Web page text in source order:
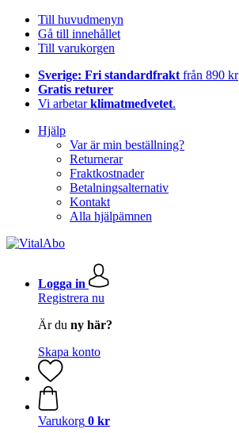
Till huvudmenyn
Gå till innehållet
Till varukorgen
Sverige: Fri standardfrakt från 890 kr
Gratis returer
Vi arbetarklimatmedvetet.
Hjälp
Var är min beställning?
Returnerar
Fraktkostnader
Betalningsalternativ
Kontakt
Alla hjälpämnen
Logga in
Registrera nu
Är du ny här?
Skapa konto
Varukorg 0 kr